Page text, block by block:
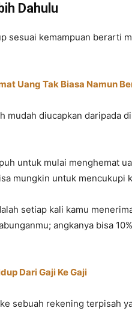
Dahulu
sesuai kemampuan berarti
Uang Tak Biasa Namun
mudah diucapkan daripada
untuk mulai menghemat
mungkin untuk mencukupi
setiap kali kamu
angkanya bisa
Dari Gaji Ke Gaji
sebuah rekening terpisah